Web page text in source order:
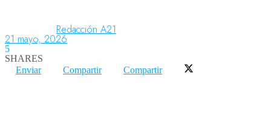
Aeroespacial
Innovación
Redacción A21
21 mayo, 2026
5
SHARES
Enviar
Compartir Compartir